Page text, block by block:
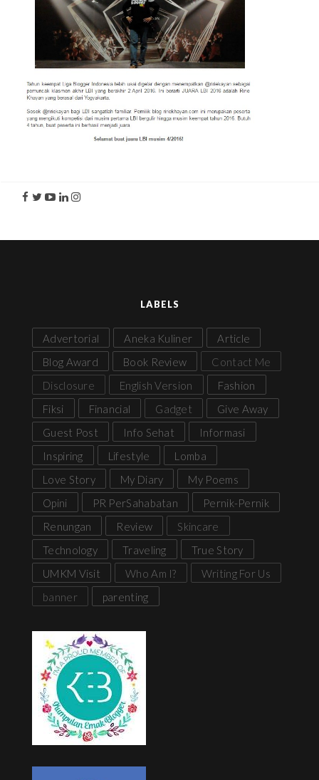
LABELS
Advertorial Aneka Kuliner
Article
Blog Award
Book Review
Contact Me
Disclosure
English Version
Fashion
Fiksi
Financial Gadget
Give Away
Guest Post
Info Sehat
Informasi
Inspiring
Lifestyle
Lomba
Love Story
My Diary
My Poems
Opini
PR PerSahabatan
Pernik-Pernik
Renungan
Review
Skincare
Technology
Traveling
True Story
UMKM Visit
Who Am I?
Writing For Us
banner
parenting